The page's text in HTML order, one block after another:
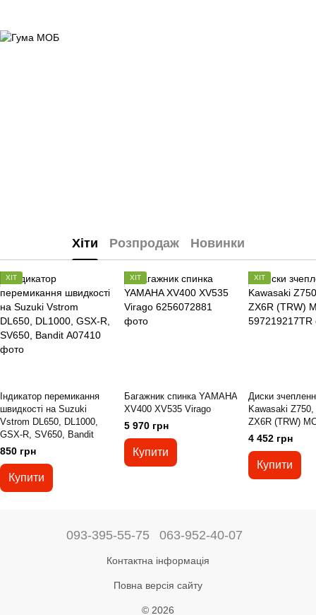
Хіти Розпродаж Новинки
ХІТ
Індикатор перемикання
швидкості на Suzuki
Vstrom DL650, DL1000,
GSX-R, SV650, Bandit
850 грн
Купити
ХІТ
Багажник спинка YAMAHA
XV400 XV535 Virago
5 970 грн
Купити
ХІТ
Диски
Kawasaki
ZX6R (TRW)
4 452 грн
Купити
093-395-55-75 063-952-40-07
Контактна інформація
Повна версія сайту
© 2026